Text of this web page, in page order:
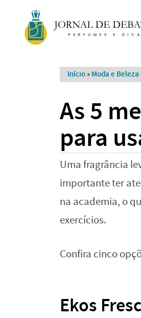
Início » Moda e Beleza
As 5
para
Uma fragrância
importante ter
na academia, o
exercícios.
Confira cinco
Ekos